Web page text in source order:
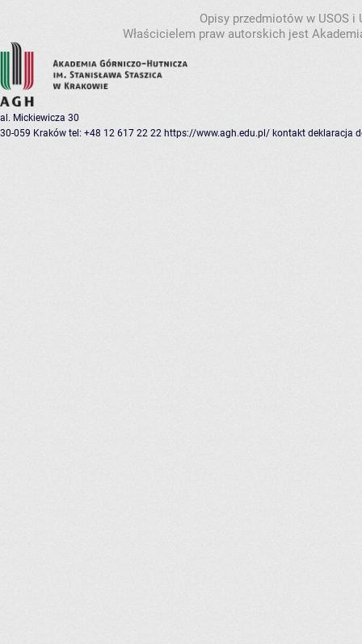
Opisy przedmiotów w USOS
Właścicielem praw autorskich jest
al. Mickiewicza 30
30-059 Kraków tel: +48 12 617 22 22 https://www.agh.edu.pl/ kontakt deklaracja